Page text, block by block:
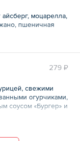
айсберг, моцарелла,
пшеничная
279 ₽
свежими
огурчиками,
соусом «Бургер» и